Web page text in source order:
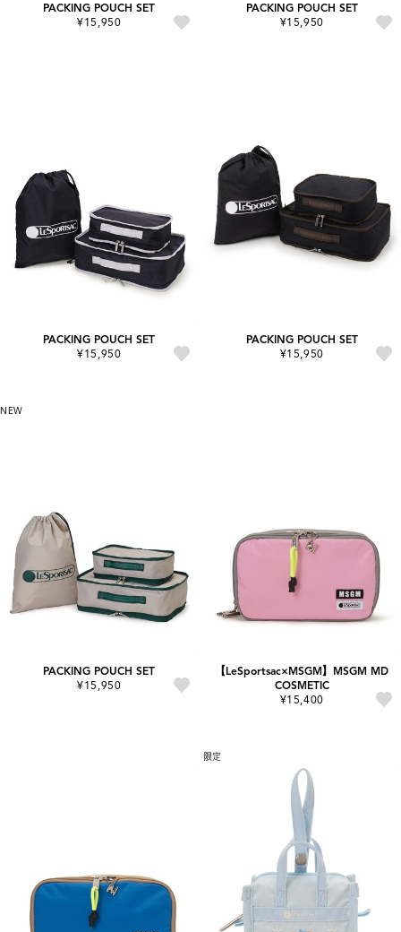
PACKING POUCH SET
¥15,950
PACKING POUCH SET
¥15,950
PACKING POUCH SET
¥15,950
PACKING POUCH SET
¥15,950
NEW
PACKING POUCH SET
¥15,950
【LeSportsac×MSGM】MSGM MD
COSMETIC
¥15,400
限定